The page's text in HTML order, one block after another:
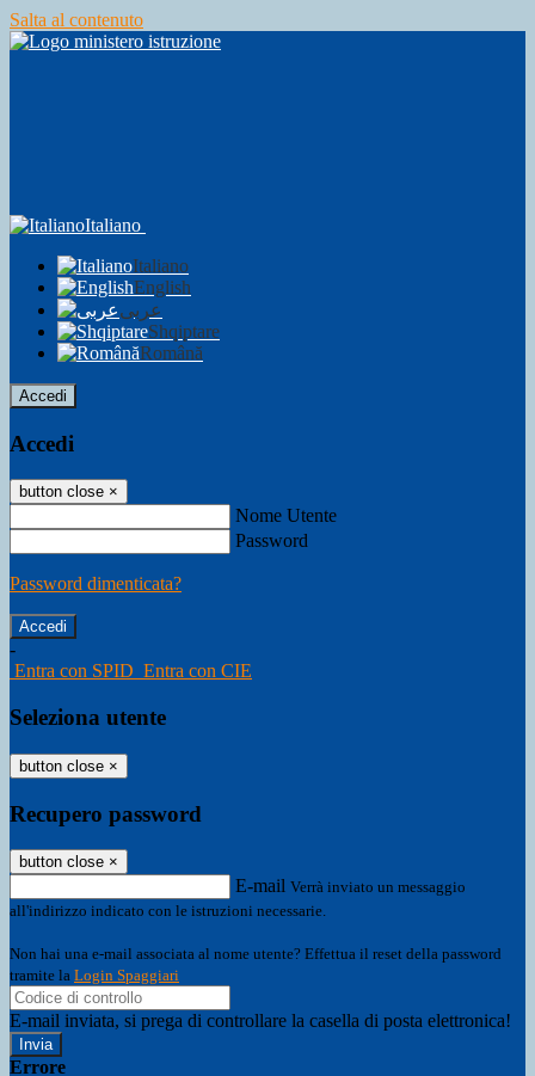
Salta al contenuto
Italiano
Italiano
English
عربى
Shqiptare
Română
Accedi
Accedi
button close ×
Nome Utente
Password
Password dimenticata?
-
Entra con SPID Entra con CIE
Seleziona utente
button close ×
Recupero password
button close ×
E-mail Verrà inviato un messaggio
all'indirizzo indicato con le istruzioni necessarie.
Non hai una e-mail associata al nome utente? Effettua il reset della password
tramite la Login Spaggiari
E-mail inviata, si prega di controllare la casella di posta elettronica!
Errore